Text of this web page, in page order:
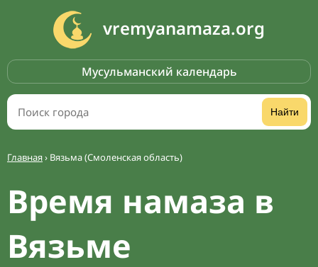
vremyanamaza.org
Мусульманский календарь
Найти
Главная› Вязьма (Смоленская область)
Время намаза в
Вязьме